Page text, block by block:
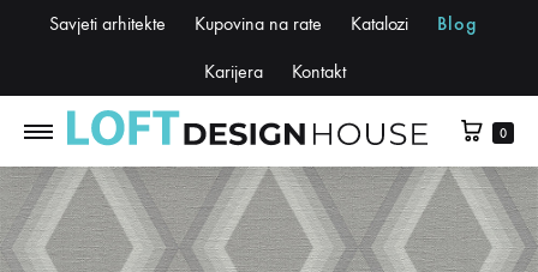
Savjeti arhitekte Kupovina na rate Katalozi Blog
Karijera Kontakt
0